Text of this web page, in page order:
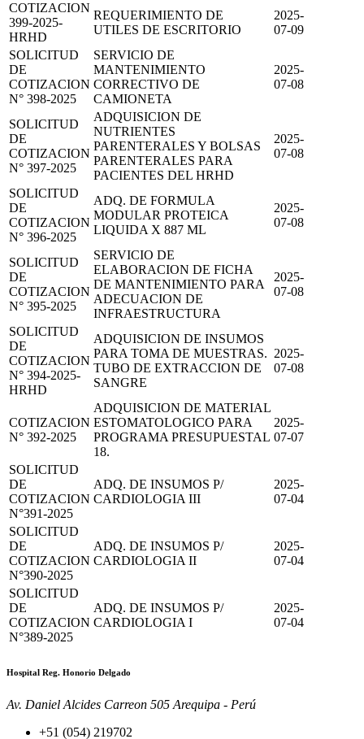
COTIZACION
399-2025-
HRHD
REQUERIMIENTO DE
UTILES DE ESCRITORIO
2025-
07-09
SOLICITUD
DE
COTIZACION
N° 398-2025
SERVICIO DE
MANTENIMIENTO
CORRECTIVO DE
CAMIONETA
2025-
07-08
SOLICITUD
DE
COTIZACION
N° 397-2025
ADQUISICION DE
NUTRIENTES
PARENTERALES Y BOLSAS
PARENTERALES PARA
PACIENTES DEL HRHD
2025-
07-08
SOLICITUD
DE
COTIZACION
N° 396-2025
ADQ. DE FORMULA
MODULAR PROTEICA
LIQUIDA X 887 ML
2025-
07-08
SOLICITUD
DE
COTIZACION
N° 395-2025
SERVICIO DE
ELABORACION DE FICHA
DE MANTENIMIENTO PARA
ADECUACION DE
INFRAESTRUCTURA
2025-
07-08
SOLICITUD
DE
COTIZACION
N° 394-2025-
HRHD
ADQUISICION DE INSUMOS
PARA TOMA DE MUESTRAS.
TUBO DE EXTRACCION DE
SANGRE
2025-
07-08
COTIZACION
N° 392-2025
ADQUISICION DE MATERIAL
ESTOMATOLOGICO PARA
PROGRAMA PRESUPUESTAL
18.
2025-
07-07
SOLICITUD
DE
COTIZACION
N°391-2025
ADQ. DE INSUMOS P/
CARDIOLOGIA III
2025-
07-04
SOLICITUD
DE
COTIZACION
N°390-2025
ADQ. DE INSUMOS P/
CARDIOLOGIA II
2025-
07-04
SOLICITUD
DE
COTIZACION
N°389-2025
ADQ. DE INSUMOS P/
CARDIOLOGIA I
2025-
07-04
Hospital Reg. Honorio Delgado
Av. Daniel Alcides Carreon 505 Arequipa - Perú
+51 (054) 219702